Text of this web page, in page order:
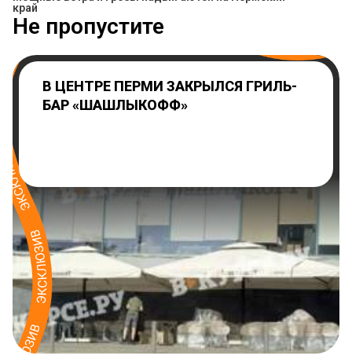
край
Не пропустите
В ЦЕНТРЕ ПЕРМИ ЗАКРЫЛСЯ ГРИЛЬ-
БАР «ШАШЛЫКОФФ»